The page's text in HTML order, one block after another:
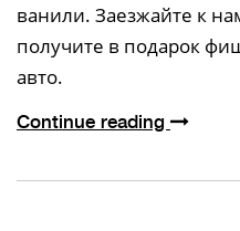
ванили. Заезжайте к
получите в подарок
авто.
Continue reading